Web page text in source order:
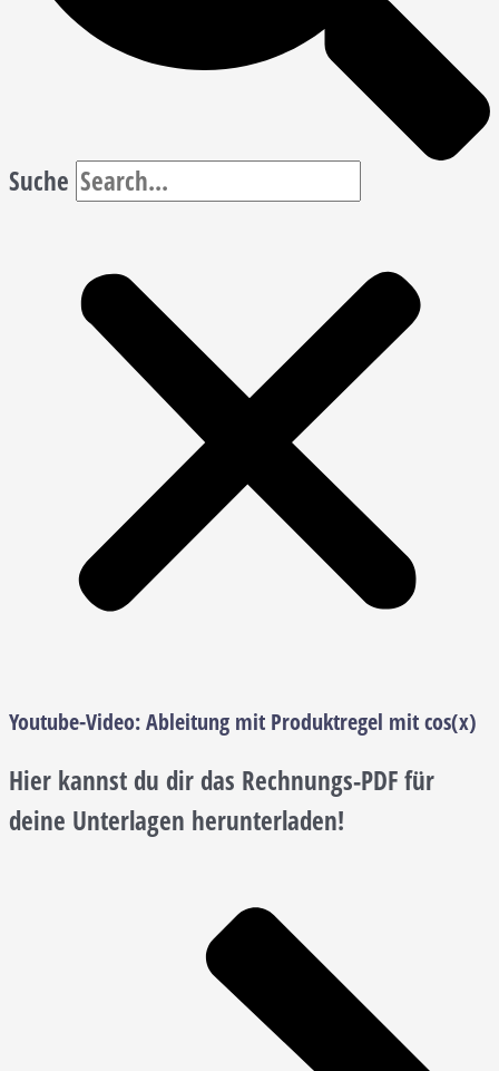
Suche
Youtube-Video:Ableitung mit Produktregel mit cos(x)
Hier kannst du dir das Rechnungs-PDF für
deine Unterlagen herunterladen!